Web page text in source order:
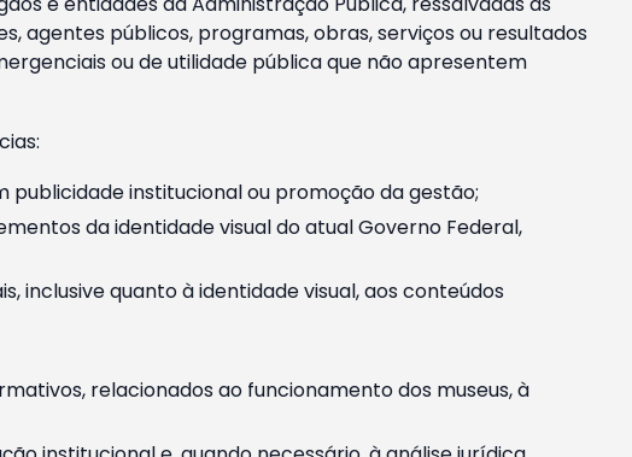
agentes públicos, programas, obras, serviços ou resultados
ou de utilidade pública que não apresentem
institucional ou promoção da gestão;
da identidade visual do atual Governo Federal,
inclusive quanto à identidade visual, aos conteúdos
relacionados ao funcionamento dos museus, à